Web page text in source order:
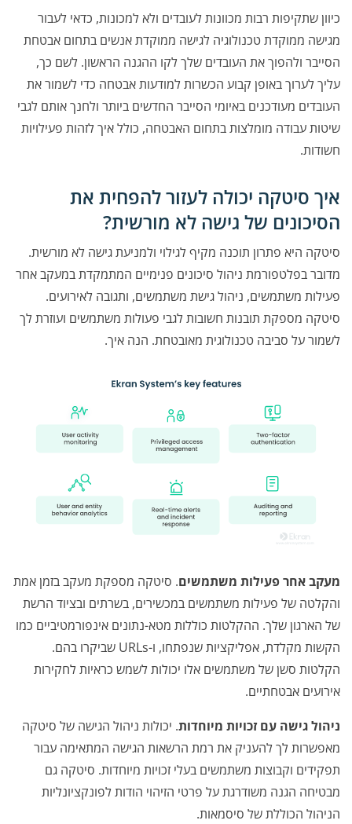
כיוון שתקיפות רבות מכוונות לעובדים ולא למכונות, כדאי לעבור
מגישה ממוקדת טכנולוגיה לגישה ממוקדת אנשים בתחום אבטחת
הסייבר ולהפוך את העובדים שלך לקו ההגנה הראשון. לשם כך,
עליך לערוך באופן קבוע הכשרות למודעות אבטחה כדי לשמור את
העובדים מעודכנים באיומי הסייבר החדשים ביותר ולחנך אותם לגבי
שיטות עבודה מומלצות בתחום האבטחה, כולל איך לזהות פעילויות
חשודות.
איך סיטקה יכולה לעזור להפחית את
הסיכונים של גישה לא מורשית?
סיטקה היא פתרון תוכנה מקיף לגילוי ולמניעת גישה לא מורשית.
מדובר בפלטפורמת ניהול סיכונים פנימיים המתמקדת במעקב אחר
פעילות משתמשים, ניהול גישת משתמשים, ותגובה לאירועים.
סיטקה מספקת תובנות חשובות לגבי פעולות משתמשים ועוזרת לך
לשמור על סביבה טכנולוגית מאובטחת. הנה איך.
מעקב אחר פעילות משתמשים. סיטקה מספקת מעקב בזמן אמת
והקלטה של פעילות משתמשים במכשירים, בשרתים ובציוד הרשת
של הארגון שלך. ההקלטות כוללות מטא-נתונים אינפורמטיביים כמו
הקשות מקלדת, אפליקציות שנפתחו, ו-URLs שביקרו בהם.
הקלטות סשן של משתמשים אלו יכולות לשמש כראיות לחקירות
אירועים אבטחתיים.
ניהול גישה עם זכויות מיוחדות. יכולות ניהול הגישה של סיטקה
מאפשרות לך להעניק את רמת הרשאות הגישה המתאימה עבור
תפקידים וקבוצות משתמשים בעלי זכויות מיוחדות. סיטקה גם
מבטיחה הגנה משודרגת על פרטי הזיהוי הודות לפונקציונליות
הניהול הכוללת של סיסמאות.